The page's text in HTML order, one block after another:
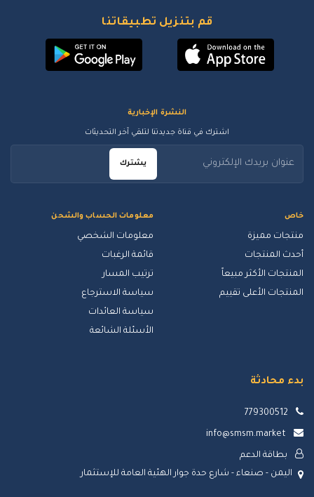
قم بتنزيل تطبيقاتنا
خاص
منتجات مميزة
أحدث المنتجات
المنتجات الأكثر مبيعاً
المنتجات الأعلى تقييم
معلومات الحساب والشحن
معلومات الشخصي
قائمة الرغبات
ترتيب المسار
سياسة الاسترجاع
سياسة العائدات
الأسئلة الشائعة
النشرة الإخبارية
اشترك في قناة جديدتنا لتلقي آخر التحديثات
يشترك
بدء محادثة
779300512
info@smsm.market
بطاقة الدعم
اليمن - صنعاء - شارع حدة جوار الهئية العامة للإستثمار